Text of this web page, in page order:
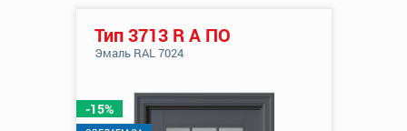
-15%
Тип 3713 R А ПО
Эмаль RAL 7024